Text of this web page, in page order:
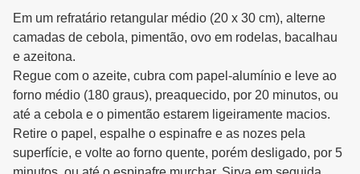
Em um refratário retangular médio (20 x 30 cm), alterne
camadas de cebola, pimentão, ovo em rodelas, bacalhau
e azeitona.
Regue com o azeite, cubra com papel-alumínio e leve ao
forno médio (180 graus), preaquecido, por 20 minutos, ou
até a cebola e o pimentão estarem ligeiramente macios.
Retire o papel, espalhe o espinafre e as nozes pela
superfície, e volte ao forno quente, porém desligado, por 5